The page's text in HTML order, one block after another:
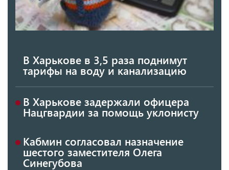
В Харькове в 3,5 раза поднимут
тарифы на воду и канализацию
В Харькове задержали офицера
Нацгвардии за помощь уклонисту
Кабмин согласовал назначение
шестого заместителя Олега
Синегубова